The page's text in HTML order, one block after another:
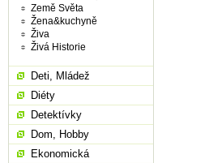
Země Světa
Žena&kuchyně
Živa
Živá Historie
Deti, Mládež
Diéty
Detektívky
Dom, Hobby
Ekonomická